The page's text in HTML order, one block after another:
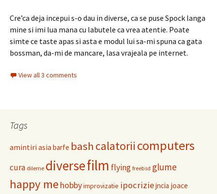
Cre’ca deja incepui s-o dau in diverse, ca se puse Spock langa
mine si imi lua mana cu labutele ca vrea atentie. Poate
simte ce taste apas si asta e modul lui sa-mi spuna ca gata
bossman, da-mi de mancare, lasa vrajeala pe internet.
View all 3 comments
Tags
amintiriasia barfe bash calatorii computers
cura dileme diversefilm flying freebsd glume
happy me hobbyimprovizatie ipocriziejncia joace